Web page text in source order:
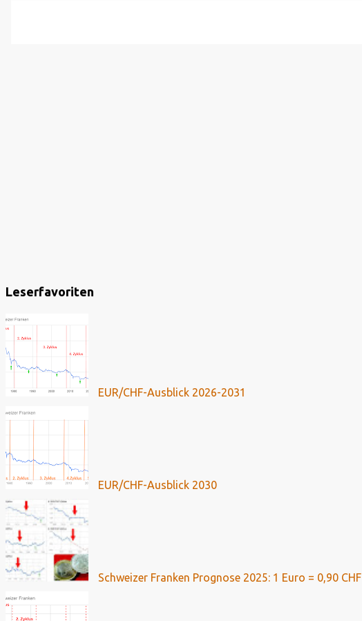
Leserfavoriten
EUR/CHF-Ausblick 2026-2031
EUR/CHF-Ausblick 2030
Schweizer Franken Prognose 2025: 1 Euro = 0,90 CHF